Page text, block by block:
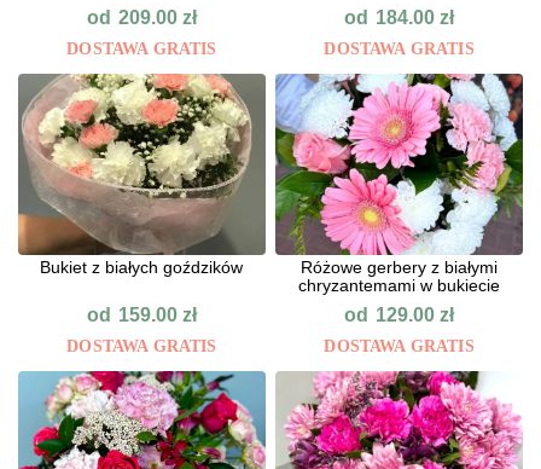
od 209.00 zł
DOSTAWA GRATIS
od 184.00zł
DOSTAWA GRATIS
Bukiet z białych goździków
od 159.00 zł
DOSTAWA GRATIS
Różowe gerbery z białymi
chryzantemami w bukiecie
od 129.00zł
DOSTAWA GRATIS